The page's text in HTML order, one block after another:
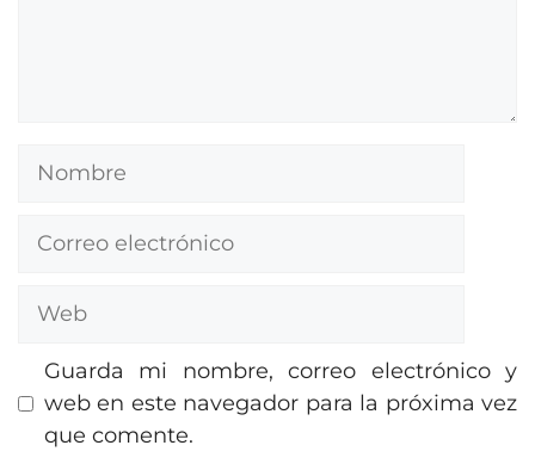
Nombre
Correo
Web
Guarda mi nombre, correo electrónico y
web en este navegador para la próxima vez
que comente.